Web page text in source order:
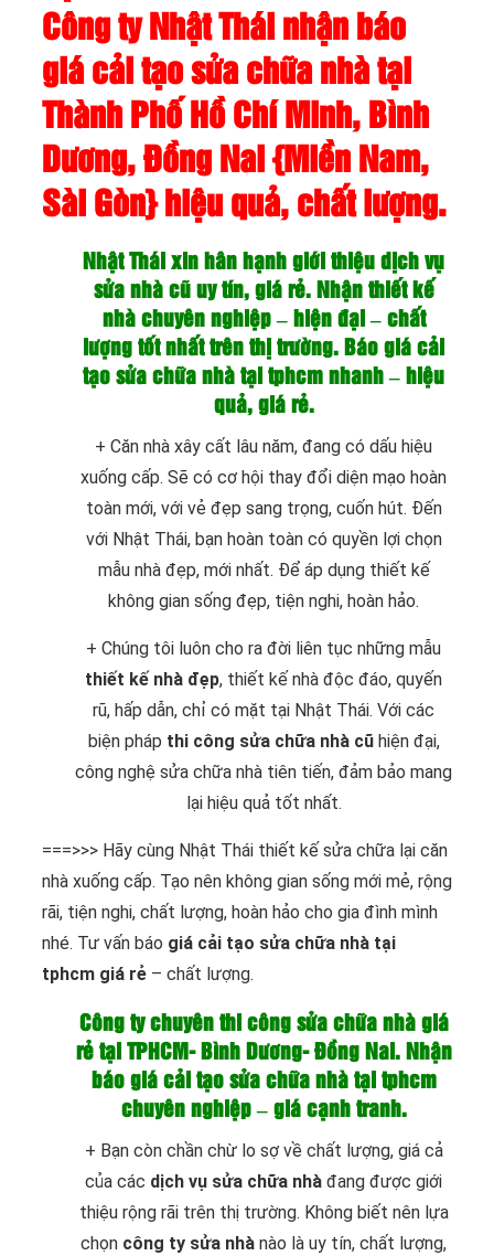
Công ty Nhật Thái nhận báo
giá cải tạo sửa chữa nhà tại
Thành Phố Hồ Chí Minh, Bình
Dương, Đồng Nai {Miền Nam,
Sài Gòn} hiệu quả, chất lượng.
Nhật Thái xin hân hạnh giới thiệu dịch vụ
sửa nhà cũ uy tín, giá rẻ. Nhận thiết kế
nhà chuyên nghiệp – hiện đại – chất
lượng tốt nhất trên thị trường. Báo giá cải
tạo sửa chữa nhà tại tphcm nhanh – hiệu
quả, giá rẻ.
+ Căn nhà xây cất lâu năm, đang có dấu hiệu
xuống cấp. Sẽ có cơ hội thay đổi diện mạo hoàn
toàn mới, với vẻ đẹp sang trọng, cuốn hút. Đến
với Nhật Thái, bạn hoàn toàn có quyền lợi chọn
mẫu nhà đẹp, mới nhất. Để áp dụng thiết kế
không gian sống đẹp, tiện nghi, hoàn hảo.
+ Chúng tôi luôn cho ra đời liên tục những mẫu
thiết kế nhà đẹp, thiết kế nhà độc đáo, quyến
rũ, hấp dẫn, chỉ có mặt tại Nhật Thái. Với các
biện pháp thi công sửa chữa nhà cũhiện đại,
công nghệ sửa chữa nhà tiên tiến, đảm bảo mang
lại hiệu quả tốt nhất.
===>>> Hãy cùng Nhật Thái thiết kế sửa chữa lại căn
nhà xuống cấp. Tạo nên không gian sống mới mẻ, rộng
rãi, tiện nghi, chất lượng, hoàn hảo cho gia đình mình
nhé. Tư vấn báo giá cải tạo sửa chữa nhà tại
tphcm giá rẻ – chất lượng.
Công ty chuyên thi công sửa chữa nhà giá
rẻ tại TPHCM- Bình Dương- Đồng Nai. Nhận
báo giá cải tạo sửa chữa nhà tại tphcm
chuyên nghiệp – giá cạnh tranh.
+ Bạn còn chần chừ lo sợ về chất lượng, giá cả
của các dịch vụ sửa chữa nhà đang được giới
thiệu rộng rãi trên thị trường. Không biết nên lựa
chọn công ty sửa nhà nào là uy tín, chất lượng,